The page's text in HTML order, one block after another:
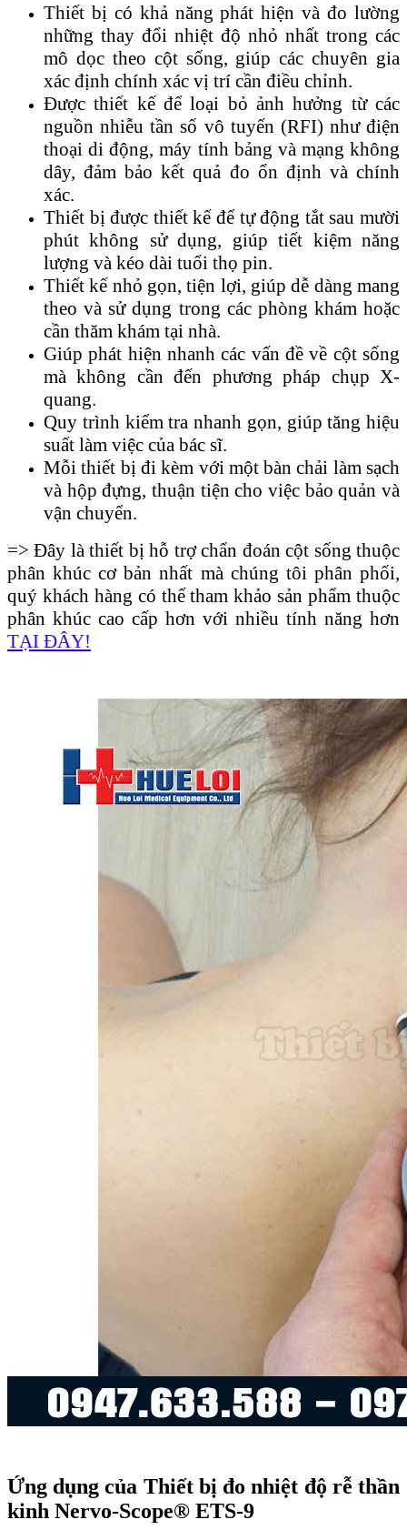
Thiết bị có khả năng phát hiện và đo lường
những thay đổi nhiệt độ nhỏ nhất trong các
mô dọc theo cột sống, giúp các chuyên gia
xác định chính xác vị trí cần điều chỉnh.
Được thiết kế để loại bỏ ảnh hưởng từ các
nguồn nhiễu tần số vô tuyến (RFI) như điện
thoại di động, máy tính bảng và mạng không
dây, đảm bảo kết quả đo ổn định và chính
xác.
Thiết bị được thiết kế để tự động tắt sau mười
phút không sử dụng, giúp tiết kiệm năng
lượng và kéo dài tuổi thọ pin.
Thiết kế nhỏ gọn, tiện lợi, giúp dễ dàng mang
theo và sử dụng trong các phòng khám hoặc
cần thăm khám tại nhà.
Giúp phát hiện nhanh các vấn đề về cột sống
mà không cần đến phương pháp chụp X-
quang.
Quy trình kiểm tra nhanh gọn, giúp tăng hiệu
suất làm việc của bác sĩ.
Mỗi thiết bị đi kèm với một bàn chải làm sạch
và hộp đựng, thuận tiện cho việc bảo quản và
vận chuyển.
=> Đây là thiết bị hỗ trợ chẩn đoán cột sống thuộc
phân khúc cơ bản nhất mà chúng tôi phân phối,
quý khách hàng có thể tham khảo sản phẩm thuộc
phân khúc cao cấp hơn với nhiều tính năng hơn
TẠI ĐÂY!
Ứng dụng của Thiết bị đo nhiệt độ rễ thần
kinh Nervo-Scope® ETS-9